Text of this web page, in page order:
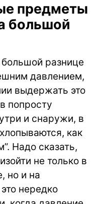
предметы
большой
разнице
давлением,
выдержать это
попросту
и снаружи, в
как
Надо сказать,
не только в
но и на
нередко